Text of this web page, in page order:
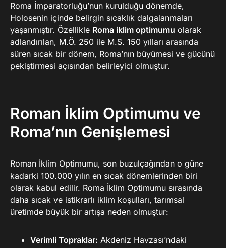
Roma İmparatorluğu’nun kurulduğu dönemde,
Holosenin içinde belirgin sıcaklık dalgalanmaları
yaşanmıştır. Özellikle Roma iklim optimumu olarak
adlandırılan, M.Ö. 250 ile M.S. 150 yılları arasında
süren sıcak bir dönem, Roma’nın büyümesi ve gücünü
pekiştirmesi açısından belirleyici olmuştur.
Roman İklim Optimumu ve
Roma’nın Genişlemesi
Roman İklim Optimumu, son buzulçağından o güne
kadarki 100.000 yılın en sıcak dönemlerinden biri
olarak kabul edilir. Roma İklim Optimumu sırasında
daha sıcak ve istikrarlı iklim koşulları, tarımsal
üretimde büyük bir artışa neden olmuştur:
Verimli Topraklar: Akdeniz Havzası’ndaki